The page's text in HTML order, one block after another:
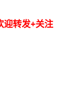
迎转发+关注